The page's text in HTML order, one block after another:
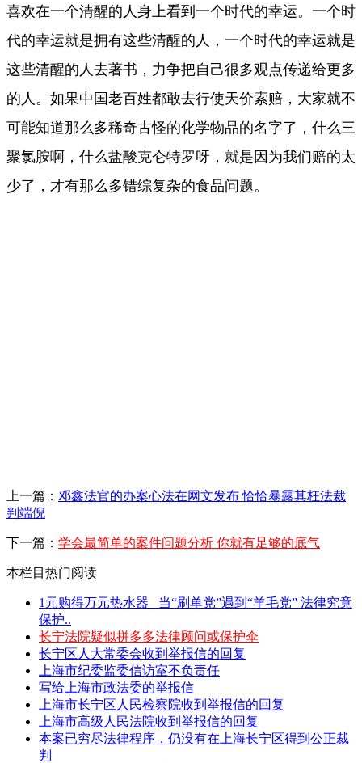
喜欢在一个清醒的人身上看到一个时代的幸运。一个时
代的幸运就是拥有这些清醒的人，一个时代的幸运就是
这些清醒的人去著书，力争把自己很多观点传递给更多
的人。如果中国老百姓都敢去行使天价索赔，大家就不
可能知道那么多稀奇古怪的化学物品的名字了，什么三
聚氯胺啊，什么盐酸克仑特罗呀，就是因为我们赔的太
少了，才有那么多错综复杂的食品问题。
上一篇： 邓鑫法官的办案心法在网文发布 恰恰暴露其枉法裁
判端倪
下一篇： 学会最简单的案件问题分析 你就有足够的底气
本栏目热门阅读
1元购得万元热水器 _当“刷单党”遇到“羊毛党” 法律究竟
保护..
长宁法院疑似拼多多法律顾问或保护伞
长宁区人大常委会收到举报信的回复
上海市纪委监委信访室不负责任
写给上海市政法委的举报信
上海市长宁区人民检察院收到举报信的回复
上海市高级人民法院收到举报信的回复
本案已穷尽法律程序，仍没有在上海长宁区得到公正裁
判